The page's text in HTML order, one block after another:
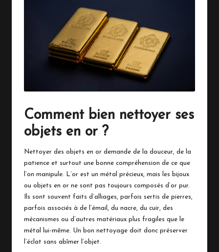
Comment bien nettoyer ses
objets en or ?
Nettoyer des objets en or demande de la douceur, de la
patience et surtout une bonne compréhension de ce que
l’on manipule. L’or est un métal précieux, mais les bijoux
ou objets en or ne sont pas toujours composés d’or pur.
Ils sont souvent faits d’alliages, parfois sertis de pierres,
parfois associés à de l’émail, du nacre, du cuir, des
mécanismes ou d’autres matériaux plus fragiles que le
métal lui-même. Un bon nettoyage doit donc préserver
l’éclat sans abîmer l’objet.